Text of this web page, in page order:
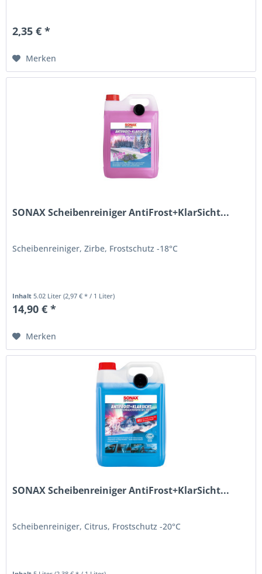
2,35 € *
Merken
SONAX Scheibenreiniger AntiFrost+KlarSicht...
Scheibenreiniger, Zirbe, Frostschutz -18°C
Inhalt5.02 Liter(2,97 € * / 1 Liter)
14,90 € *
Merken
SONAX Scheibenreiniger AntiFrost+KlarSicht...
Scheibenreiniger, Citrus, Frostschutz -20°C